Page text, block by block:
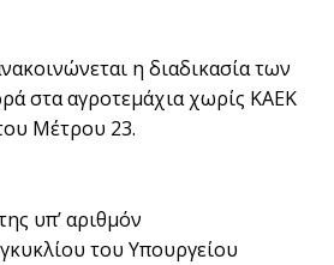
η διαδικασία των
στα αγροτεμάχια χωρίς ΚΑΕΚ
Μέτρου 23.
υπ’ αριθμόν
του Υπουργείου